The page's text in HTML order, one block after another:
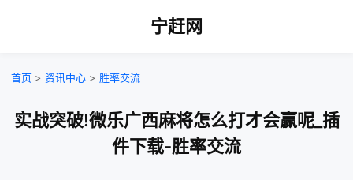
宁赶网
首页 > 资讯中心 > 胜率交流
实战突破!微乐广西麻将怎么打才会赢呢_插
件下载-胜率交流